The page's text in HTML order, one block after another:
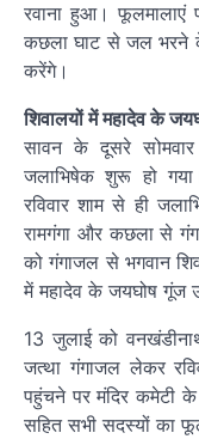
रवाना हुआ। फूलमालाएं
कछला घाट से जल भरने के
करेंगे।
शिवालयों में महादेव के
सावन के दूसरे
जलाभिषेक शुरू हो
रविवार शाम से ही
रामगंगा और कछला से
को गंगाजल से भगवान
में महादेव के जयघोष गूंज
13 जुलाई को
जत्था गंगाजल लेकर
पहुंचने पर मंदिर कमेटी के
सहित सभी सदस्यों का